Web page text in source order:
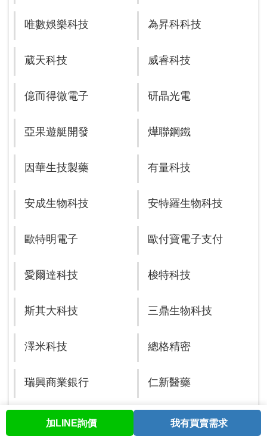
股票查詢 與我聯繫 會員中心
唯數娛樂科技 為昇科科技
葳天科技 威睿科技
億而得微電子 研晶光電
亞果遊艇開發 燁聯鋼鐵
因華生技製藥 有量科技
安成生物科技 安特羅生物科技
歐特明電子 歐付寶電子支付
愛爾達科技 梭特科技
斯其大科技 三鼎生物科技
澤米科技 總格精密
瑞興商業銀行 仁新醫藥
榮炭科技 睿生光電
加LINE詢價 我有買賣需求